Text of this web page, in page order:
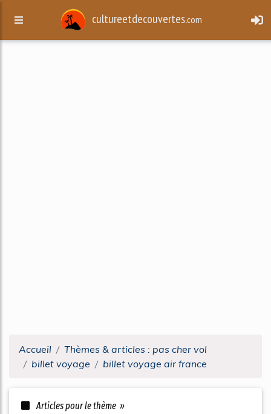
cultureetdecouvertes.com
Accueil
Thèmes & articles : pas cher vol
billet voyage
billet voyage air france
Articles pour le thème »